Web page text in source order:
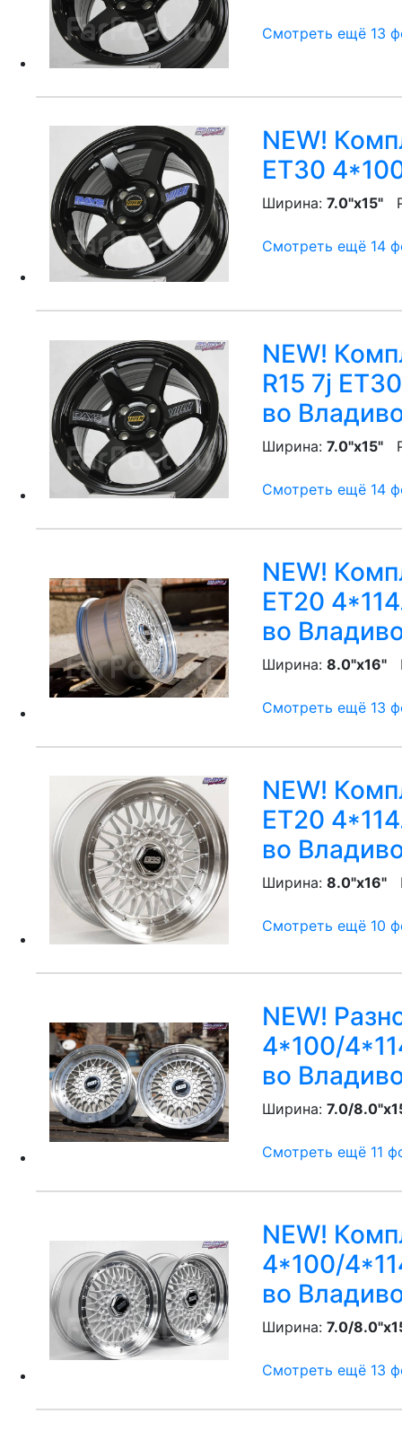
Смотреть ещё 13
NEW!
ET30
Ширина: 7.0"x15"
Смотреть ещё 14
NEW!
R15 7j
во
Ширина: 7.0"x15"
Смотреть ещё 14
NEW!
ET20
во
Ширина: 8.0"x16"
Смотреть ещё 13
NEW!
ET20
во
Ширина: 8.0"x16"
Смотреть ещё 10
NEW!
4*100/
во
Ширина: 7.0/
Смотреть ещё 11
NEW!
4*100/
во
Ширина: 7.0/
Смотреть ещё 13